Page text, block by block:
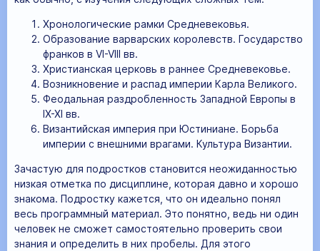
Хронологические рамки Средневековья.
Образование варварских королевств. Государство
франков в VI-VIII вв.
Христианская церковь в раннее Средневековье.
Возникновение и распад империи Карла Великого.
Феодальная раздробленность Западной Европы в
IX-XI вв.
Византийская империя при Юстиниане. Борьба
империи с внешними врагами. Культура Византии.
Зачастую для подростков становится неожиданностью
низкая отметка по дисциплине, которая давно и хорошо
знакома. Подростку кажется, что он идеально понял
весь программный материал. Это понятно, ведь ни один
человек не сможет самостоятельно проверить свои
знания и определить в них пробелы. Для этого